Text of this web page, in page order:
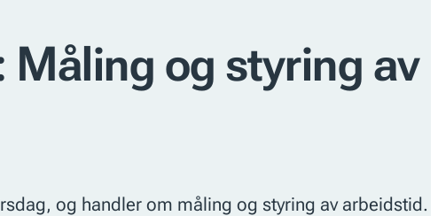
og styring av
og handler om måling og styring av arbeidstid.